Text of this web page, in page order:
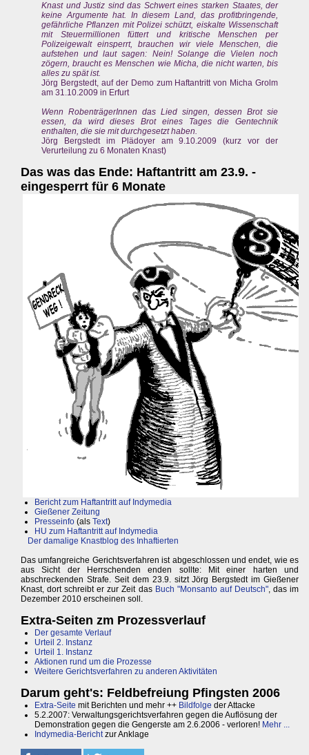
Knast und Justiz sind das Schwert eines starken Staates, der
keine Argumente hat. In diesem Land, das profitbringende,
gefährliche Pflanzen mit Polizei schützt, eiskalte Wissenschaft
mit Steuermillionen füttert und kritische Menschen per
Polizeigewalt einsperrt, brauchen wir viele Menschen, die
aufstehen und laut sagen: Nein! Solange die Vielen noch
zögern, braucht es Menschen wie Micha, die nicht warten, bis
alles zu spät ist.
Jörg Bergstedt, auf der Demo zum Haftantritt von Micha Grolm
am 31.10.2009 in Erfurt
Wenn RobenträgerInnen das Lied singen, dessen Brot sie
essen, da wird dieses Brot eines Tages die Gentechnik
enthalten, die sie mit durchgesetzt haben.
Jörg Bergstedt im Plädoyer am 9.10.2009 (kurz vor der
Verurteilung zu 6 Monaten Knast)
Das was das Ende: Haftantritt am 23.9. -
eingesperrt für 6 Monate
Bericht zum Haftantritt auf Indymedia
Gießener Zeitung
Presseinfo (als Text)
HU zum Haftantritt auf Indymedia
Der damalige Knastblog des Inhaftierten
Das umfangreiche Gerichtsverfahren ist abgeschlossen und endet, wie es
aus Sicht der Herrschenden enden sollte: Mit einer harten und
abschreckenden Strafe. Seit dem 23.9. sitzt Jörg Bergstedt im Gießener
Knast, dort schreibt er zur Zeit das Buch "Monsanto auf Deutsch", das im
Dezember 2010 erscheinen soll.
Extra-Seiten zm Prozessverlauf
Der gesamte Verlauf
Urteil 2. Instanz
Urteil 1. Instanz
Aktionen rund um die Prozesse
Weitere Gerichtsverfahren zu anderen Aktivitäten
Darum geht's: Feldbefreiung Pfingsten 2006
Extra-Seite mit Berichten und mehr ++ Bildfolge der Attacke
5.2.2007: Verwaltungsgerichtsverfahren gegen die Auflösung der
Demonstration gegen die Gengerste am 2.6.2006 - verloren! Mehr ...
Indymedia-Berichtzur Anklage